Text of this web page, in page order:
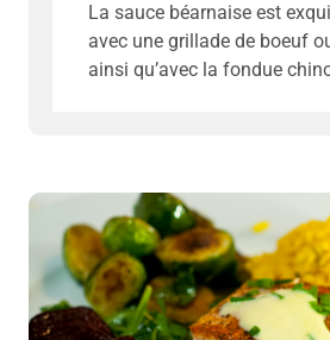
La sauce béarnaise est
avec une grillade de boeuf
ainsi qu’avec la fondue